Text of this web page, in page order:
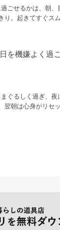
ごせるかは、朝
り。起きてすぐス
日を機嫌よく
ぐるしく過ぎ、
朝は心身がリセ